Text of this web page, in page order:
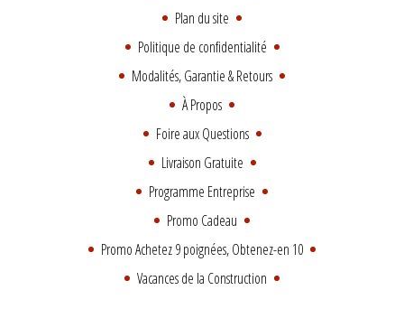
Plan du site
Politique de confidentialité
Modalités, Garantie & Retours
À Propos
Foire aux Questions
Livraison Gratuite
Programme Entreprise
Promo Cadeau
Promo Achetez 9 poignées, Obtenez-en 10
Vacances de la Construction